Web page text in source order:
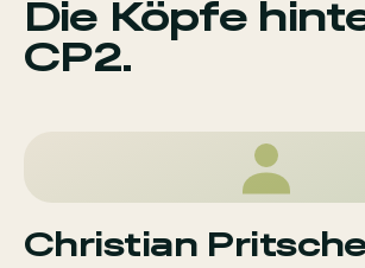
Die Köpfe
CP2.
Christian